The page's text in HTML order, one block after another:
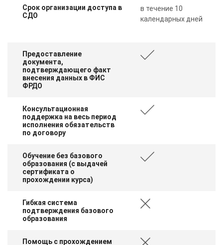
Срок организации доступа в
СДО
в течение 10
календарных дней
Предоставление
документа,
подтверждающего факт
внесения данных в ФИС
ФРДО
Консультационная
поддержка на весь период
исполнения обязательств
по договору
Обучение без базового
образования (с выдачей
сертификата о
прохождении курса)
Гибкая система
подтверждения базового
образования
Помощь с прохождением